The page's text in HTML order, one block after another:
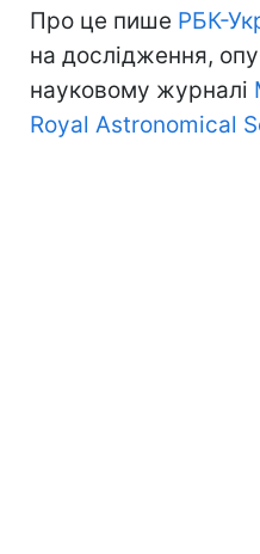
Про це пише РБК-
на дослідження,
науковому журналі
Royal Astronomical